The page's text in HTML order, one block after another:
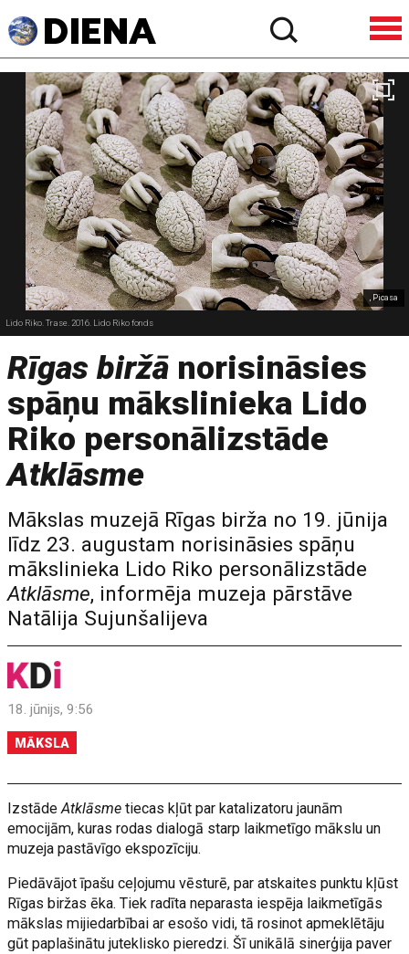
, Picasa
Lido Riko. Trase. 2016. Lido Riko fonds
Rīgas biržā norisināsies
spāņu mākslinieka Lido
Riko personālizstāde
Atklāsme
Mākslas muzejā Rīgas birža no 19. jūnija
līdz 23. augustam norisināsies spāņu
mākslinieka Lido Riko personālizstāde
Atklāsme, informēja muzeja pārstāve
Natālija Sujunšalijeva
18. jūnijs, 9:56
MĀKSLA
IzstādeAtklāsme tiecas kļūt par katalizatoru jaunām
emocijām, kuras rodas dialogā starp laikmetīgo mākslu un
muzeja pastāvīgo ekspozīciju.
Piedāvājot īpašu ceļojumu vēsturē, par atskaites punktu kļūst
Rīgas biržas ēka. Tiek radīta neparasta iespēja laikmetīgās
mākslas mijiedarbībai ar esošo vidi, tā rosinot apmeklētāju
gūt paplašinātu juteklisko pieredzi. Šī unikālā sinerģija paver